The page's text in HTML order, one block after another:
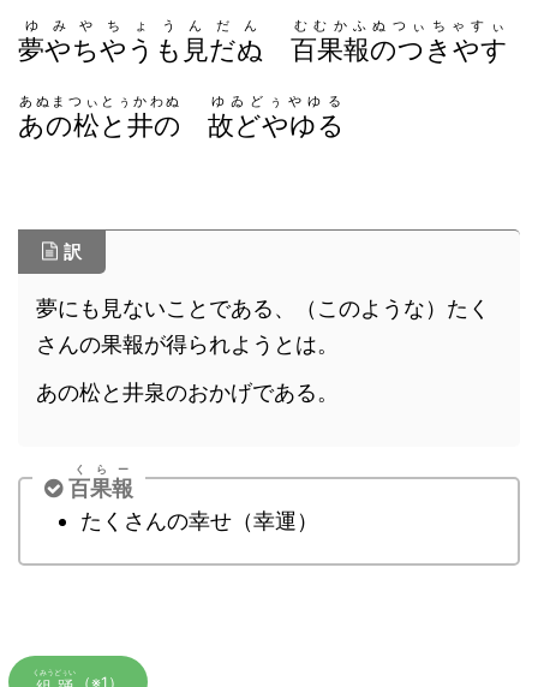
夢やちやうも見だぬ
ゆみやちょうんだん
百果報のつきやす
むむかふぬつぃちゃすぃ
あの松と井の
あぬまつぃとぅかわぬ
故どやゆる
ゆゐどぅやゆる
訳
夢にも見ないことである、（このような）たく
さんの果報が得られようとは。
あの松と井泉のおかげである。
百果報
くらー
たくさんの幸せ（幸運）
くみうどぅい
（※1）